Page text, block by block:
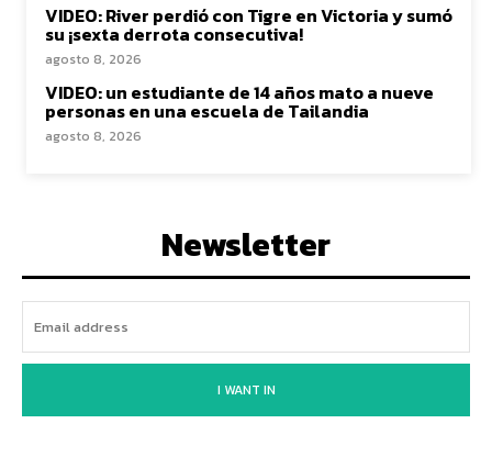
VIDEO: River perdió con Tigre en Victoria y sumó
su ¡sexta derrota consecutiva!
agosto 8, 2026
VIDEO: un estudiante de 14 años mato a nueve
personas en una escuela de Tailandia
agosto 8, 2026
Newsletter
I WANT IN